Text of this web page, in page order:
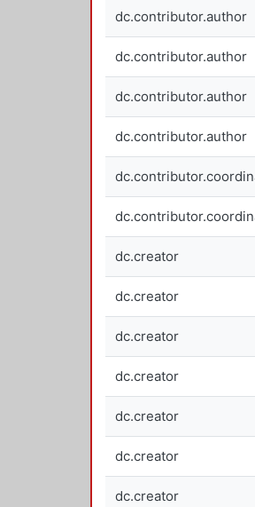
dc.contributor.author
dc.contributor.author
dc.contributor.author
dc.contributor.author
dc.creator
dc.creator
dc.creator
dc.creator
dc.creator
dc.creator
dc.creator